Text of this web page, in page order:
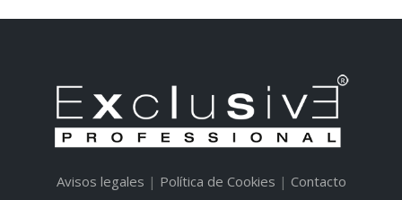
Avisos legales | Política de Cookies | Contacto